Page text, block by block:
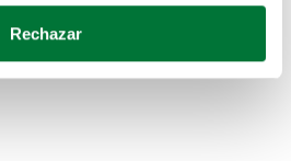
específicas (huellas
sobre cómo se procesan sus
Rechazar